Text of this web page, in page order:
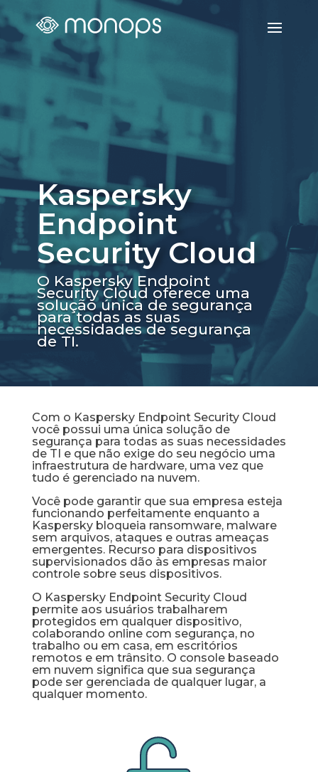
Kaspersky
Endpoint
Security Cloud
O Kaspersky Endpoint
Security Cloud oferece uma
solução única de segurança
para todas as suas
necessidades de segurança
de TI.
Com o Kaspersky Endpoint Security Cloud
você possui uma única solução de
segurança para todas as suas necessidades
de TI e que não exige do seu negócio uma
infraestrutura de hardware, uma vez que
tudo é gerenciado na nuvem.
Você pode garantir que sua empresa esteja
funcionando perfeitamente enquanto a
Kaspersky bloqueia ransomware, malware
sem arquivos, ataques e outras ameaças
emergentes. Recurso para dispositivos
supervisionados dão às empresas maior
controle sobre seus dispositivos.
O Kaspersky Endpoint Security Cloud
permite aos usuários trabalharem
protegidos em qualquer dispositivo,
colaborando online com segurança, no
trabalho ou em casa, em escritórios
remotos e em trânsito. O console baseado
em nuvem significa que sua segurança
pode ser gerenciada de qualquer lugar, a
qualquer momento.